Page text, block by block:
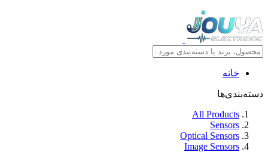
خانه
دسته‌بندی‌ها
All Products
Sensors
Optical Sensors
Image Sensors